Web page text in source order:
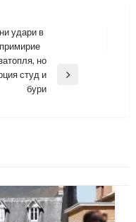
удари в
но
студ и
бури